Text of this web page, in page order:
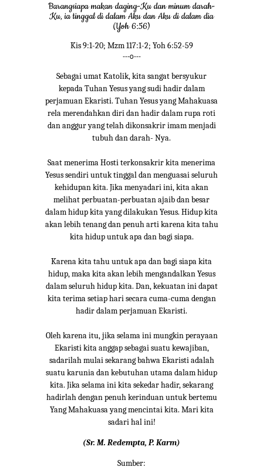
Barangsiapa makan daging-Ku dan minum darah-
Ku, ia tinggal di dalam Aku dan Aku di dalam dia
(Yoh 6:56)
Kis 9:1-20; Mzm 117:1-2; Yoh 6:52-59
---o---
Sebagai umat Katolik, kita sangat bersyukur
kepada Tuhan Yesus yang sudi hadir dalam
perjamuan Ekaristi. Tuhan Yesus yang Mahakuasa
rela merendahkan diri dan hadir dalam rupa roti
dan anggur yang telah dikonsakrir imam menjadi
tubuh dan darah- Nya.
Saat menerima Hosti terkonsakrir kita menerima
Yesus sendiri untuk tinggal dan menguasai seluruh
kehidupan kita. Jika menyadari ini, kita akan
melihat perbuatan-perbuatan ajaib dan besar
dalam hidup kita yang dilakukan Yesus. Hidup kita
akan lebih tenang dan penuh arti karena kita tahu
kita hidup untuk apa dan bagi siapa.
Karena kita tahu untuk apa dan bagi siapa kita
hidup, maka kita akan lebih mengandalkan Yesus
dalam seluruh hidup kita. Dan, kekuatan ini dapat
kita terima setiap hari secara cuma-cuma dengan
hadir dalam perjamuan Ekaristi.
Oleh karena itu, jika selama ini mungkin perayaan
Ekaristi kita anggap sebagai suatu kewajiban,
sadarilah mulai sekarang bahwa Ekaristi adalah
suatu karunia dan kebutuhan utama dalam hidup
kita. Jika selama ini kita sekedar hadir, sekarang
hadirlah dengan penuh kerinduan untuk bertemu
Yang Mahakuasa yang mencintai kita. Mari kita
sadari hal ini!
(Sr. M. Redempta, P. Karm)
Sumber: